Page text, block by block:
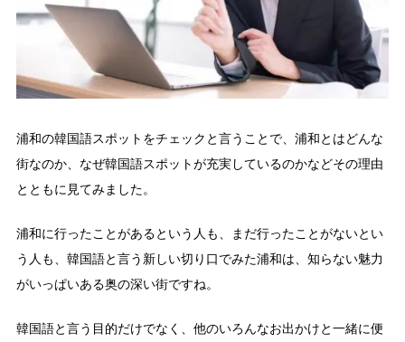
浦和の韓国語スポットをチェックと言うことで、浦和とはどんな
街なのか、なぜ韓国語スポットが充実しているのかなどその理由
とともに見てみました。
浦和に行ったことがあるという人も、まだ行ったことがないとい
う人も、韓国語と言う新しい切り口でみた浦和は、知らない魅力
がいっぱいある奥の深い街ですね。
韓国語と言う目的だけでなく、他のいろんなお出かけと一緒に便